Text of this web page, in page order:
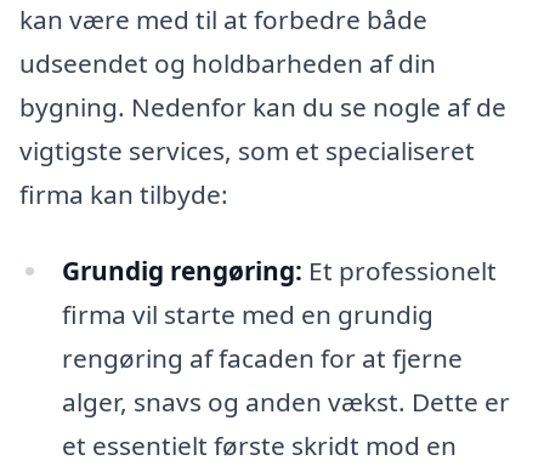
kan være med til at forbedre både
udseendet og holdbarheden af din
bygning. Nedenfor kan du se nogle af de
vigtigste services, som et specialiseret
firma kan tilbyde:
Grundig rengøring: Et professionelt
firma vil starte med en grundig
rengøring af facaden for at fjerne
alger, snavs og anden vækst. Dette er
et essentielt første skridt mod en